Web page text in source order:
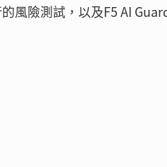
風險測試，以及F5 AI